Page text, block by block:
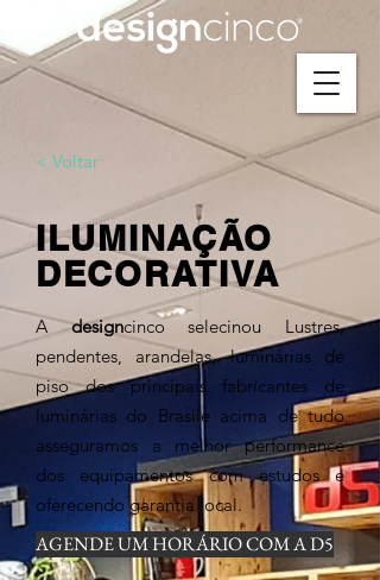
< Voltar
ILUMINAÇÃO
DECORATIVA
Adesigncinco selecinou Lustres,
pendentes, arandelas, luminárias de
piso dos principais fabricantes de
luminárias do Brasile acima de tudo
asseguramos a melhor performance
dos equipamentos com estudos e
oferecendo garantia local.
AGENDE UM HORÁRIO COM A D5